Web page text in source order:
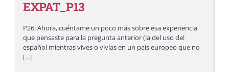
EXPAT_P13
P26: Ahora, cuéntame un poco más sobre esa experiencia
que pensaste para la pregunta anterior (la del uso del
español mientras vives o vivías en un país europeo que no
[...]